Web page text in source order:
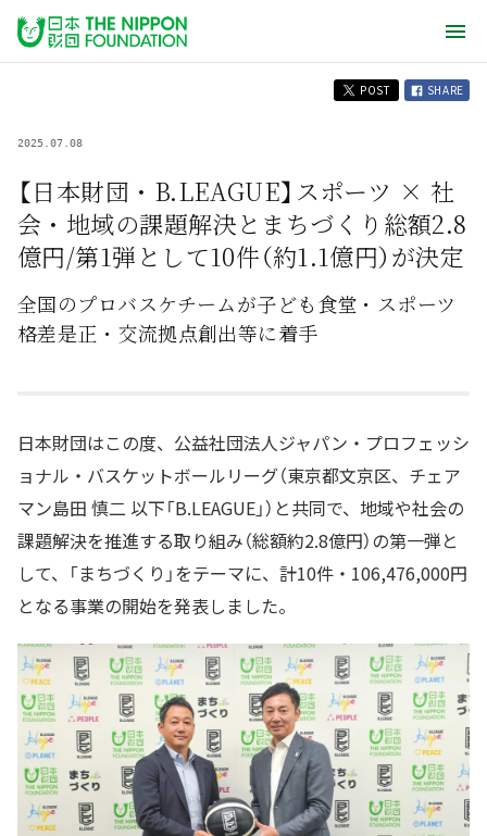
POST SHARE
2025.07.08
【日本財団・B.LEAGUE】スポーツ × 社
会・地域の課題解決とまちづくり総額2.8
億円/第1弾として10件（約1.1億円）が決定
全国のプロバスケチームが子ども食堂・スポーツ
格差是正・交流拠点創出等に着手
日本財団はこの度、公益社団法人ジャパン・プロフェッシ
ョナル・バスケットボールリーグ（東京都文京区、チェア
マン島田 慎二 以下「B.LEAGUE」）と共同で、地域や社会の
課題解決を推進する取り組み（総額約2.8億円）の第一弾と
して、「まちづくり」をテーマに、計10件・106,476,000円
となる事業の開始を発表しました。